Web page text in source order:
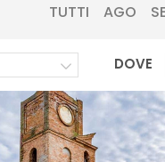
TUTTI AGO
DOVE